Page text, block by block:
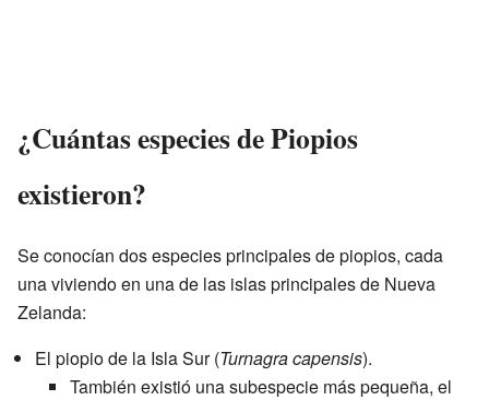
¿Cuántas especies de Piopios
existieron?
Se conocían dos especies principales de piopios, cada
una viviendo en una de las islas principales de Nueva
Zelanda:
El piopio de la Isla Sur (Turnagra capensis).
También existió una subespecie más pequeña, el